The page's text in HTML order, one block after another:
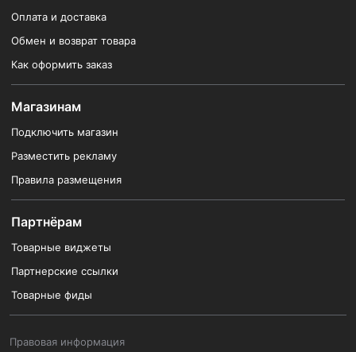
Оплата и доставка
Обмен и возврат товара
Как оформить заказ
Магазинам
Подключить магазин
Разместить рекламу
Правила размещения
Партнёрам
Товарные виджеты
Партнерские ссылки
Товарные фиды
Правовая информация